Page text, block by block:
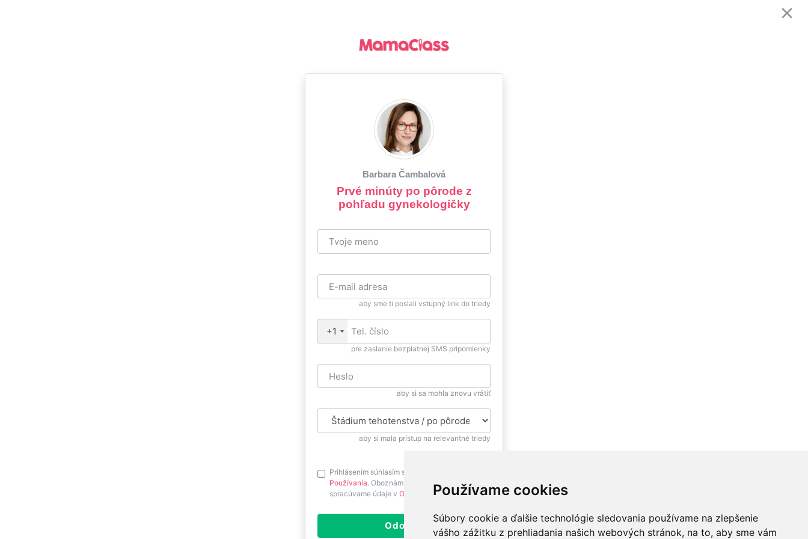
Používame cookies
Súbory cookie a ďalšie technológie sledovania používame na zlepšenie
vášho zážitku z prehliadania našich webových stránok, na to, aby sme vám
Barbara Čambalová
Prvé minúty po pôrode z
pohľadu gynekologičky
aby sme ti poslali vstupný link do triedy
+1
pre zaslanie bezplatnej SMS pripomienky
aby si sa mohla znovu vrátiť
aby si mala prístup na relevantné triedy
Prihlásením súhlasím s
Používania. Oboznám sa prosím ako
spracúvame údaje v Ochrane osobných údajov.
Odoslať